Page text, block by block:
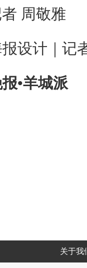
周敬雅
设计｜记
•羊城派
关于我